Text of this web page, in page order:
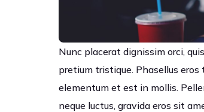
Nunc placerat dignissim orci,
pretium tristique. Phasellus
elementum et est in mollis.
neque luctus, gravida eros sit